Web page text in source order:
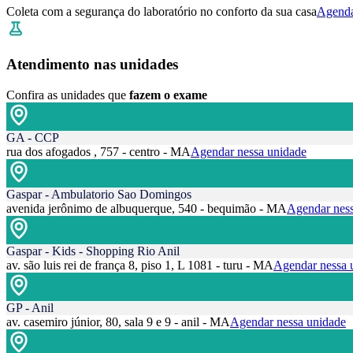
Coleta com a segurança do laboratório no conforto da sua casa
Atendimento nas unidades
Confira as unidades que fazem o exame
GA - CCP
rua dos afogados , 757 - centro - MAAgendar nessa unidade
Gaspar - Ambulatorio Sao Domingos
avenida jerônimo de albuquerque, 540 - bequimão - MAAgendar
Gaspar - Kids - Shopping Rio Anil
av. são luis rei de frança 8, piso 1, L 1081 - turu - MAAgendar nessa
GP - Anil
av. casemiro júnior, 80, sala 9 e 9 - anil - MAAgendar nessa unidade